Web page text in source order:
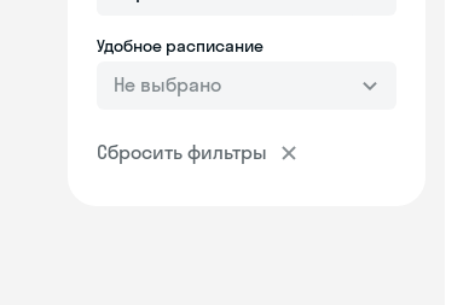
Удобное расписание
Не выбрано
Сбросить фильтры